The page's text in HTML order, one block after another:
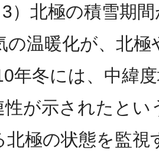
）北極の積雪期
温暖化が、北極
年冬には、中緯
が示されたとい
極の状態を監視